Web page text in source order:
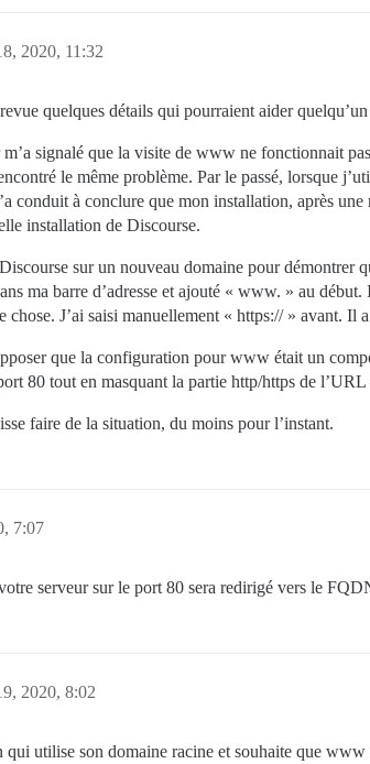
2020, 11:32
quelques détails qui pourraient aider quelqu’un
signalé que la visite de www ne fonctionnait
le même problème. Par le passé, lorsque
conduit à conclure que mon installation, après
installation de Discourse.
sur un nouveau domaine pour
ma barre d’adresse et ajouté « www. » au
chose. J’ai saisi manuellement « https:// » avant. Il
que la configuration pour www était un
80 tout en masquant la partie http/https de
faire de la situation, du moins pour l’instant.
7:07
serveur sur le port 80 sera redirigé vers le
2020, 8:02
utilise son domaine racine et souhaite que